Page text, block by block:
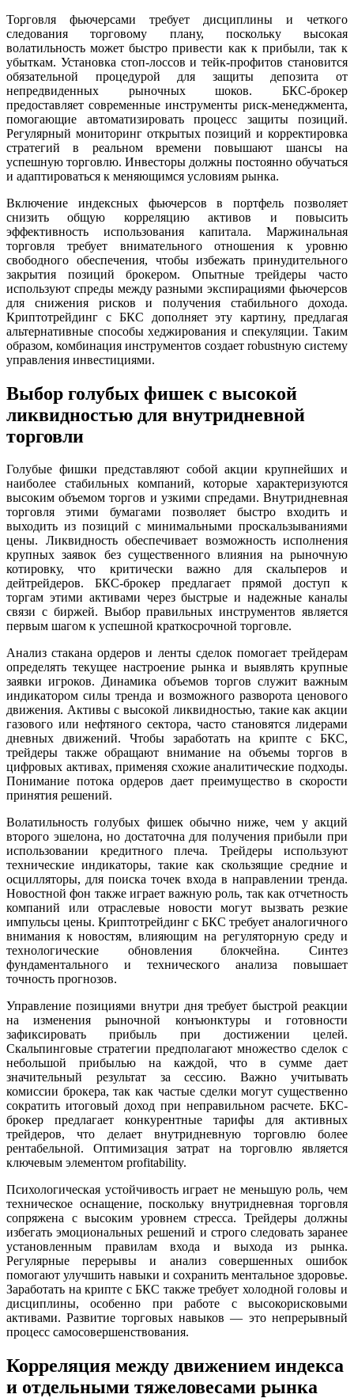
Торговля фьючерсами требует дисциплины и четкого
следования торговому плану, поскольку высокая
волатильность может быстро привести как к прибыли, так к
убыткам. Установка стоп-лоссов и тейк-профитов становится
обязательной процедурой для защиты депозита от
непредвиденных рыночных шоков. БКС-брокер
предоставляет современные инструменты риск-менеджмента,
помогающие автоматизировать процесс защиты позиций.
Регулярный мониторинг открытых позиций и корректировка
стратегий в реальном времени повышают шансы на
успешную торговлю. Инвесторы должны постоянно обучаться
и адаптироваться к меняющимся условиям рынка.
Включение индексных фьючерсов в портфель позволяет
снизить общую корреляцию активов и повысить
эффективность использования капитала. Маржинальная
торговля требует внимательного отношения к уровню
свободного обеспечения, чтобы избежать принудительного
закрытия позиций брокером. Опытные трейдеры часто
используют спреды между разными экспирациями фьючерсов
для снижения рисков и получения стабильного дохода.
Криптотрейдинг с БКС дополняет эту картину, предлагая
альтернативные способы хеджирования и спекуляции. Таким
образом, комбинация инструментов создает robustную систему
управления инвестициями.
Выбор голубых фишек с высокой
ликвидностью для внутридневной
торговли
Голубые фишки представляют собой акции крупнейших и
наиболее стабильных компаний, которые характеризуются
высоким объемом торгов и узкими спредами. Внутридневная
торговля этими бумагами позволяет быстро входить и
выходить из позиций с минимальными проскальзываниями
цены. Ликвидность обеспечивает возможность исполнения
крупных заявок без существенного влияния на рыночную
котировку, что критически важно для скальперов и
дейтрейдеров. БКС-брокер предлагает прямой доступ к
торгам этими активами через быстрые и надежные каналы
связи с биржей. Выбор правильных инструментов является
первым шагом к успешной краткосрочной торговле.
Анализ стакана ордеров и ленты сделок помогает трейдерам
определять текущее настроение рынка и выявлять крупные
заявки игроков. Динамика объемов торгов служит важным
индикатором силы тренда и возможного разворота ценового
движения. Активы с высокой ликвидностью, такие как акции
газового или нефтяного сектора, часто становятся лидерами
дневных движений. Чтобы заработать на крипте с БКС,
трейдеры также обращают внимание на объемы торгов в
цифровых активах, применяя схожие аналитические подходы.
Понимание потока ордеров дает преимущество в скорости
принятия решений.
Волатильность голубых фишек обычно ниже, чем у акций
второго эшелона, но достаточна для получения прибыли при
использовании кредитного плеча. Трейдеры используют
технические индикаторы, такие как скользящие средние и
осцилляторы, для поиска точек входа в направлении тренда.
Новостной фон также играет важную роль, так как отчетность
компаний или отраслевые новости могут вызвать резкие
импульсы цены. Криптотрейдинг с БКС требует аналогичного
внимания к новостям, влияющим на регуляторную среду и
технологические обновления блокчейна. Синтез
фундаментального и технического анализа повышает
точность прогнозов.
Управление позициями внутри дня требует быстрой реакции
на изменения рыночной конъюнктуры и готовности
зафиксировать прибыль при достижении целей.
Скальпинговые стратегии предполагают множество сделок с
небольшой прибылью на каждой, что в сумме дает
значительный результат за сессию. Важно учитывать
комиссии брокера, так как частые сделки могут существенно
сократить итоговый доход при неправильном расчете. БКС-
брокер предлагает конкурентные тарифы для активных
трейдеров, что делает внутридневную торговлю более
рентабельной. Оптимизация затрат на торговлю является
ключевым элементом profitability.
Психологическая устойчивость играет не меньшую роль, чем
техническое оснащение, поскольку внутридневная торговля
сопряжена с высоким уровнем стресса. Трейдеры должны
избегать эмоциональных решений и строго следовать заранее
установленным правилам входа и выхода из рынка.
Регулярные перерывы и анализ совершенных ошибок
помогают улучшить навыки и сохранить ментальное здоровье.
Заработать на крипте с БКС также требует холодной головы и
дисциплины, особенно при работе с высокорисковыми
активами. Развитие торговых навыков — это непрерывный
процесс самосовершенствования.
Корреляция между движением индекса
и отдельными тяжеловесами рынка